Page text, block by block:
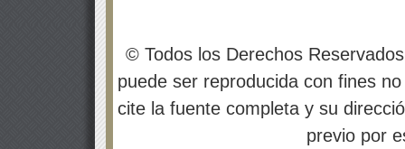
© Todos los Derechos
puede ser reproducida con fines
cite la fuente completa y su
previo por